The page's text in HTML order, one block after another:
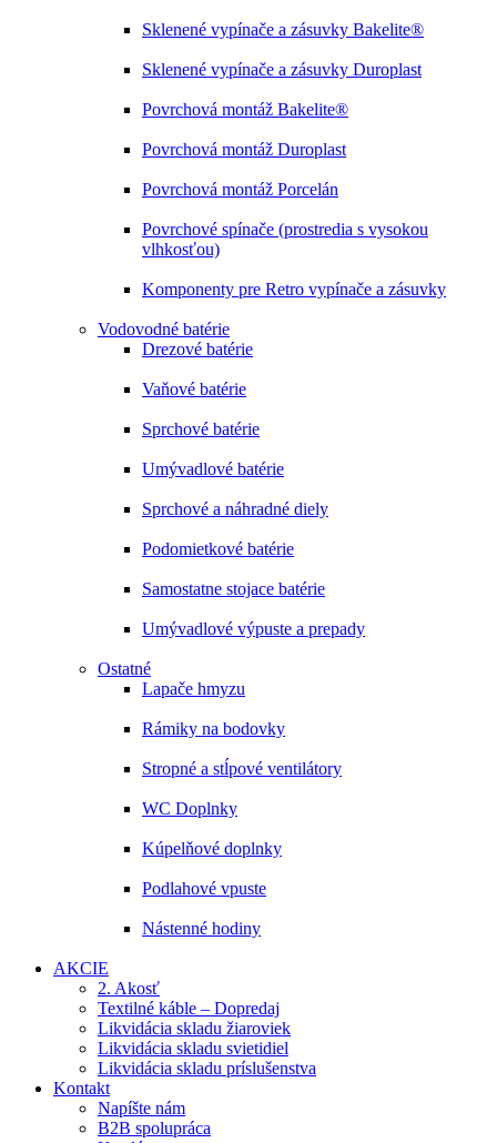
Sklenené vypínače a zásuvky Bakelite®
Sklenené vypínače a zásuvky Duroplast
Povrchová montáž Bakelite®
Povrchová montáž Duroplast
Povrchová montáž Porcelán
Povrchové spínače (prostredia s vysokou
vlhkosťou)
Komponenty pre Retro vypínače a zásuvky
Vodovodné batérie
Drezové batérie
Vaňové batérie
Sprchové batérie
Umývadlové batérie
Sprchové a náhradné diely
Podomietkové batérie
Samostatne stojace batérie
Umývadlové výpuste a prepady
Ostatné
Lapače hmyzu
Rámiky na bodovky
Stropné a stĺpové ventilátory
WC Doplnky
Kúpelňové doplnky
Podlahové vpuste
Nástenné hodiny
AKCIE
2. Akosť
Textilné káble – Dopredaj
Likvidácia skladu žiaroviek
Likvidácia skladu svietidiel
Likvidácia skladu príslušenstva
Kontakt
Napíšte nám
B2B spolupráca